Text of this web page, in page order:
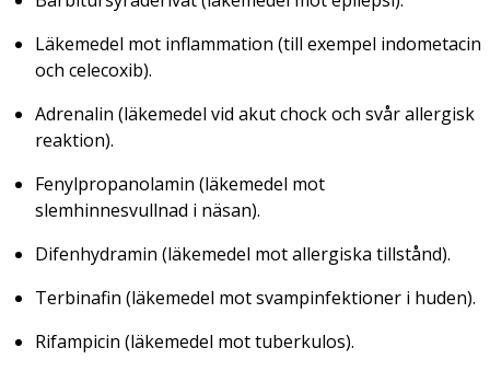
Läkemedel mot inflammation (till exempel indometacin
och celecoxib).
Adrenalin (läkemedel vid akut chock och svår allergisk
reaktion).
Fenylpropanolamin (läkemedel mot
slemhinnesvullnad i näsan).
Difenhydramin (läkemedel mot allergiska tillstånd).
Terbinafin (läkemedel mot svampinfektioner i huden).
Rifampicin (läkemedel mot tuberkulos).